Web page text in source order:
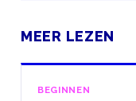
MEER LEZEN
BEGINNEN